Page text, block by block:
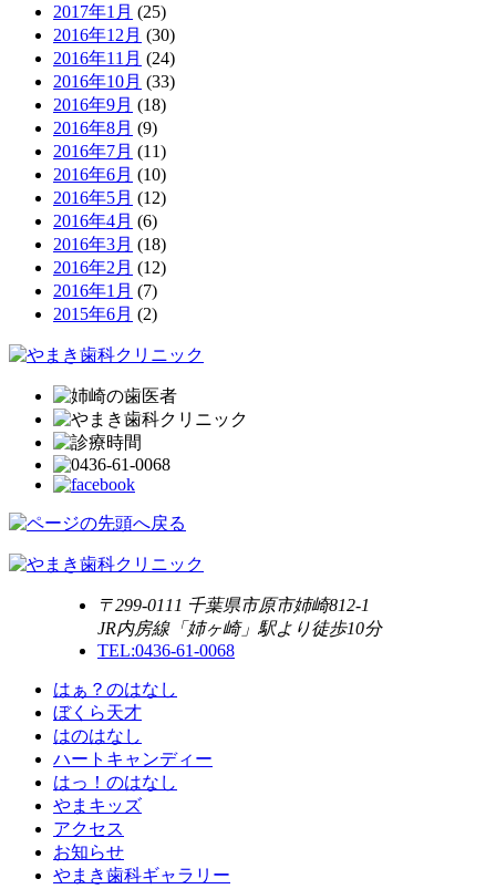
2017年1月 (25)
2016年12月 (30)
2016年11月 (24)
2016年10月 (33)
2016年9月 (18)
2016年8月 (9)
2016年7月 (11)
2016年6月 (10)
2016年5月 (12)
2016年4月 (6)
2016年3月 (18)
2016年2月 (12)
2016年1月 (7)
2015年6月 (2)
〒299-0111 千葉県市原市姉崎812-1
JR内房線「姉ヶ崎」駅より徒歩10分
TEL:0436-61-0068
はぁ？のはなし
ぼくら天才
はのはなし
ハートキャンディー
はっ！のはなし
やまキッズ
アクセス
お知らせ
やまき歯科ギャラリー